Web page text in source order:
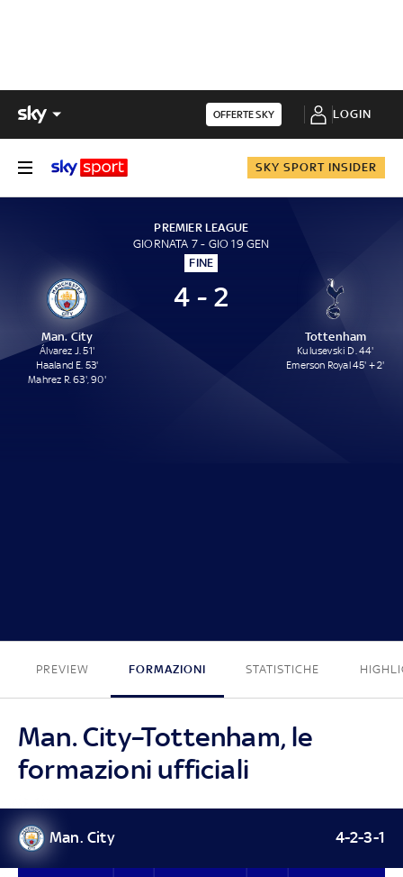
OFFERTE SKY LOGIN
SKY SPORT INSIDER
PREMIER LEAGUE
GIORNATA 7 - GIO 19 GEN
FINE
Man. City
Álvarez J. 51'
Haaland E. 53'
Mahrez R. 63', 90'
4 - 2
Tottenham
Kulusevski D. 44'
Emerson Royal 45' + 2'
PREVIEW FORMAZIONI STATISTICHE
Man. City–Tottenham, le
formazioni ufficiali
Man. City 4-2-3-1